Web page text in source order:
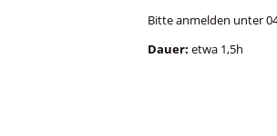
Bitte anmelden unter
Dauer: etwa 1,5h